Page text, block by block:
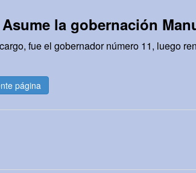
Asume la gobernación
fue el gobernador número 11, luego
página